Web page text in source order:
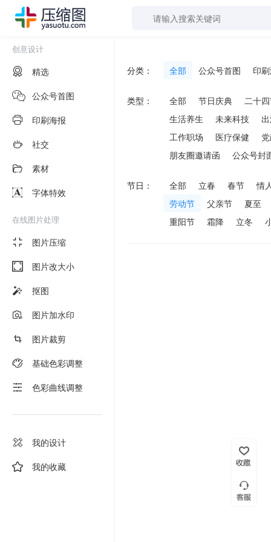
创意设计
精选
公众号首图
印刷海报
社交
素材
字体特效
在线图片处理
图片压缩
图片改大小
抠图
图片加水印
图片裁剪
基础色彩调整
色彩曲线调整
我的设计
我的收藏
分类： 全部 公众号首图 印
类型： 全部 节日庆典
二十
生活养生
未来科技
工作职场
医疗保健
朋友圈邀请函
公众号封
节日： 全部 立春 春节
情
劳动节
父亲节
夏至
重阳节
霜降 立冬